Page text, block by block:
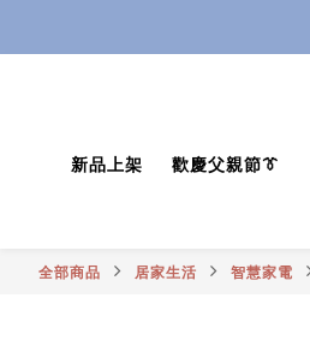
新品上架 歡慶父親節👔
全部商品 居家生活 智慧家電